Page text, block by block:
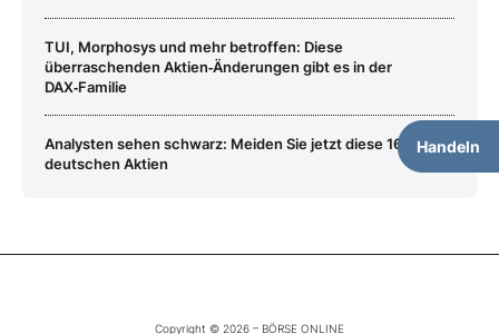
Handeln
TUI, Morphosys und mehr betroffen: Diese
überraschenden Aktien‑Änderungen gibt es in der
DAX‑Familie
Analysten sehen schwarz: Meiden Sie jetzt diese 16
deutschen Aktien
Copyright © 2026 – BÖRSE ONLINE